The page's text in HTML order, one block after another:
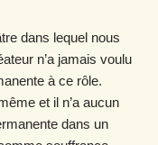
dans lequel nous
n’a jamais voulu
à ce rôle.
et il n’a aucun
dans un